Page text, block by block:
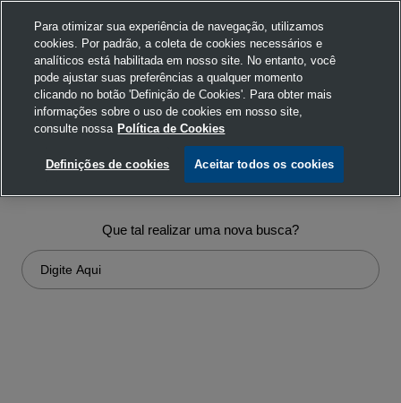
Ops!... não encontramos nada em
sua busca
Que tal realizar uma nova busca?
Para otimizar sua experiência de navegação, utilizamos
cookies. Por padrão, a coleta de cookies necessários e
analíticos está habilitada em nosso site. No entanto, você
pode ajustar suas preferências a qualquer momento
clicando no botão 'Definição de Cookies'. Para obter mais
informações sobre o uso de cookies em nosso site,
consulte nossa Política de Cookies
Definições de cookies Aceitar todos os cookies